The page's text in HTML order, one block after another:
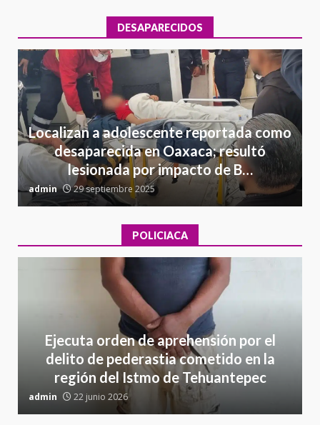
DESAPARECIDOS
Localizan a adolescente reportada como
desaparecida en Oaxaca; resultó
lesionada por impacto de B…
admin 29 septiembre 2025
POLICIACA
Ejecuta orden de aprehensión por el
delito de pederastia cometido en la
región del Istmo de Tehuantepec
admin 22 junio 2026